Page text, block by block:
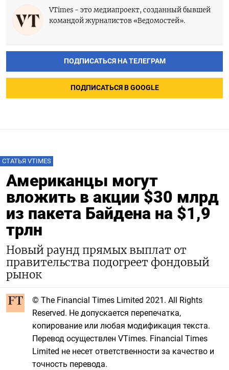
VTimes - это медиапроект, созданный бывшей
командой журналистов «Ведомостей».
ПОДПИСАТЬСЯ НА ТЕЛЕГРАМ
ПОДПИСАТЬСЯ В GOOGLE
СТАТЬЯ VTIMES
Американцы могут
вложить в акции $30 млрд
из пакета Байдена на $1,9
трлн
Новый раунд прямых выплат от
правительства подогреет фондовый
рынок
© The Financial Times Limited 2021. All Rights
Reserved. Не допускается перепечатка,
копирование или любая модификация текста.
Перевод осуществлен VTimes. Financial Times
Limited не несет ответственности за качество и
точность перевода.